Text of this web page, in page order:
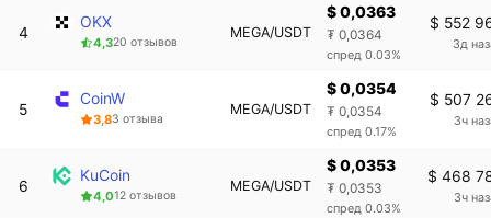
4
OKX
4,320 отзывов
MEGA/USDT
$ 0,0363
₮ 0,0364
спред 0.03%
$ 552
3д
5
CoinW
3,83 отзыва
MEGA/USDT
$ 0,0354
₮ 0,0354
спред 0.17%
$ 507
3ч
6
KuCoin
4,012 отзывов
MEGA/USDT
$ 0,0353
₮ 0,0353
спред 0.03%
$ 468
3ч